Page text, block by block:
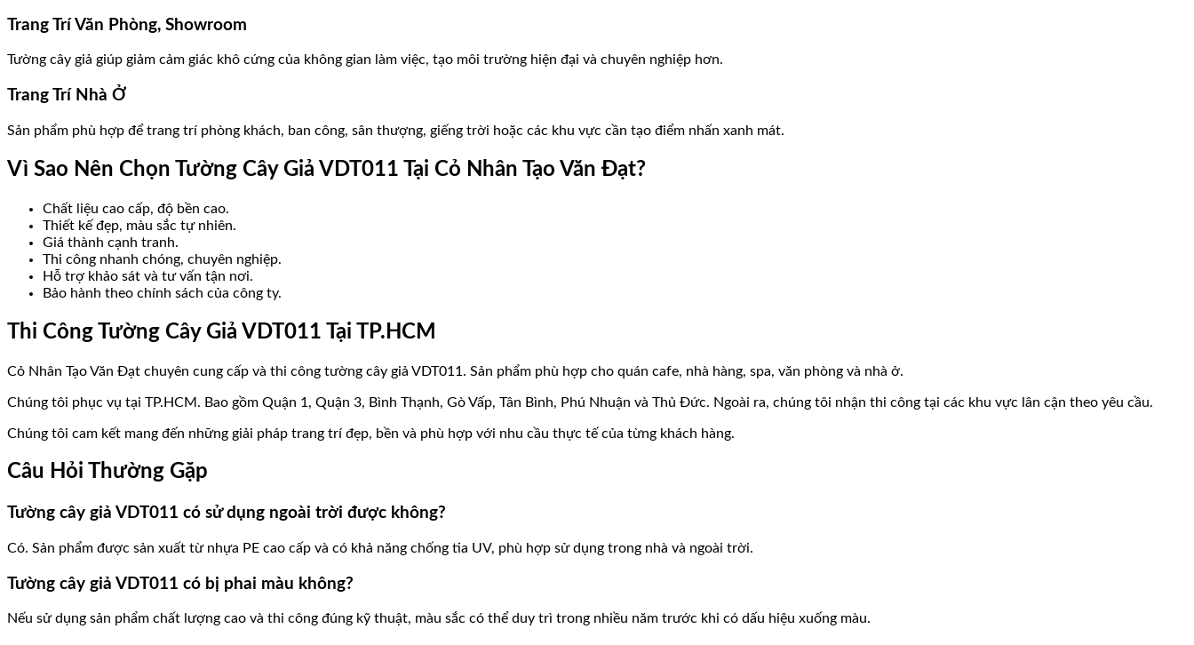
Trang Trí Văn Phòng, Showroom
Tường cây giả giúp giảm cảm giác khô cứng của không gian làm việc, tạo môi trường hiện đại và chuyên nghiệp hơn.
Trang Trí Nhà Ở
Sản phẩm phù hợp để trang trí phòng khách, ban công, sân thượng, giếng trời hoặc các khu vực cần tạo điểm nhấn xanh mát.
Vì Sao Nên Chọn Tường Cây Giả VDT011 Tại Cỏ Nhân Tạo Văn Đạt?
Chất liệu cao cấp, độ bền cao.
Thiết kế đẹp, màu sắc tự nhiên.
Giá thành cạnh tranh.
Thi công nhanh chóng, chuyên nghiệp.
Hỗ trợ khảo sát và tư vấn tận nơi.
Bảo hành theo chính sách của công ty.
Thi Công Tường Cây Giả VDT011 Tại TP.HCM
Cỏ Nhân Tạo Văn Đạt chuyên cung cấp và thi công tường cây giả VDT011. Sản phẩm phù hợp cho quán cafe, nhà hàng, spa, văn phòng và nhà ở.
Chúng tôi phục vụ tại TP.HCM. Bao gồm Quận 1, Quận 3, Bình Thạnh, Gò Vấp, Tân Bình, Phú Nhuận và Thủ Đức. Ngoài ra, chúng tôi nhận thi công tại các khu vực lân cận theo yêu cầu.
Chúng tôi cam kết mang đến những giải pháp trang trí đẹp, bền và phù hợp với nhu cầu thực tế của từng khách hàng.
Câu Hỏi Thường Gặp
Tường cây giả VDT011 có sử dụng ngoài trời được không?
Có. Sản phẩm được sản xuất từ nhựa PE cao cấp và có khả năng chống tia UV, phù hợp sử dụng trong nhà và ngoài trời.
Tường cây giả VDT011 có bị phai màu không?
Nếu sử dụng sản phẩm chất lượng cao và thi công đúng kỹ thuật, màu sắc có thể duy trì trong nhiều năm trước khi có dấu hiệu xuống màu.